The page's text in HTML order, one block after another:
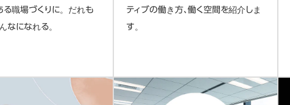
る職場づくりに。だれも
なになれる。
ティブの働き方、働く空間を紹介しま
す。